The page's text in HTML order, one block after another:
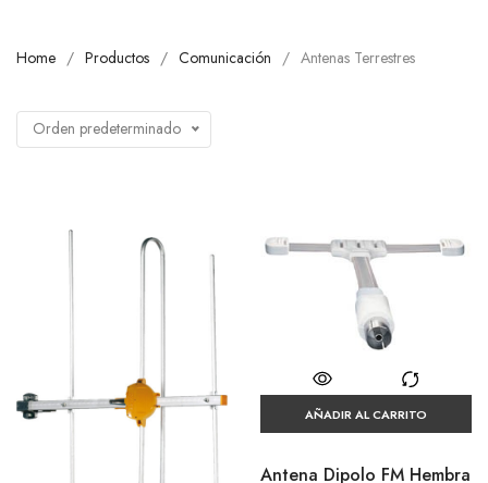
Home Productos Comunicación Antenas Terrestres
Orden predeterminado
AÑADIR AL CARRITO
Antena Dipolo FM Hembra